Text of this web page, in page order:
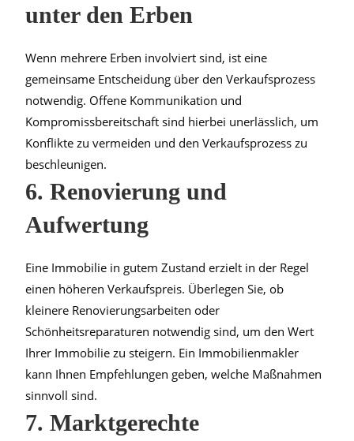
unter den Erben
Wenn mehrere Erben involviert sind, ist eine
gemeinsame Entscheidung über den Verkaufsprozess
notwendig. Offene Kommunikation und
Kompromissbereitschaft sind hierbei unerlässlich, um
Konflikte zu vermeiden und den Verkaufsprozess zu
beschleunigen.
6. Renovierung und
Aufwertung
Eine Immobilie in gutem Zustand erzielt in der Regel
einen höheren Verkaufspreis. Überlegen Sie, ob
kleinere Renovierungsarbeiten oder
Schönheitsreparaturen notwendig sind, um den Wert
Ihrer Immobilie zu steigern. Ein Immobilienmakler
kann Ihnen Empfehlungen geben, welche Maßnahmen
sinnvoll sind.
7. Marktgerechte